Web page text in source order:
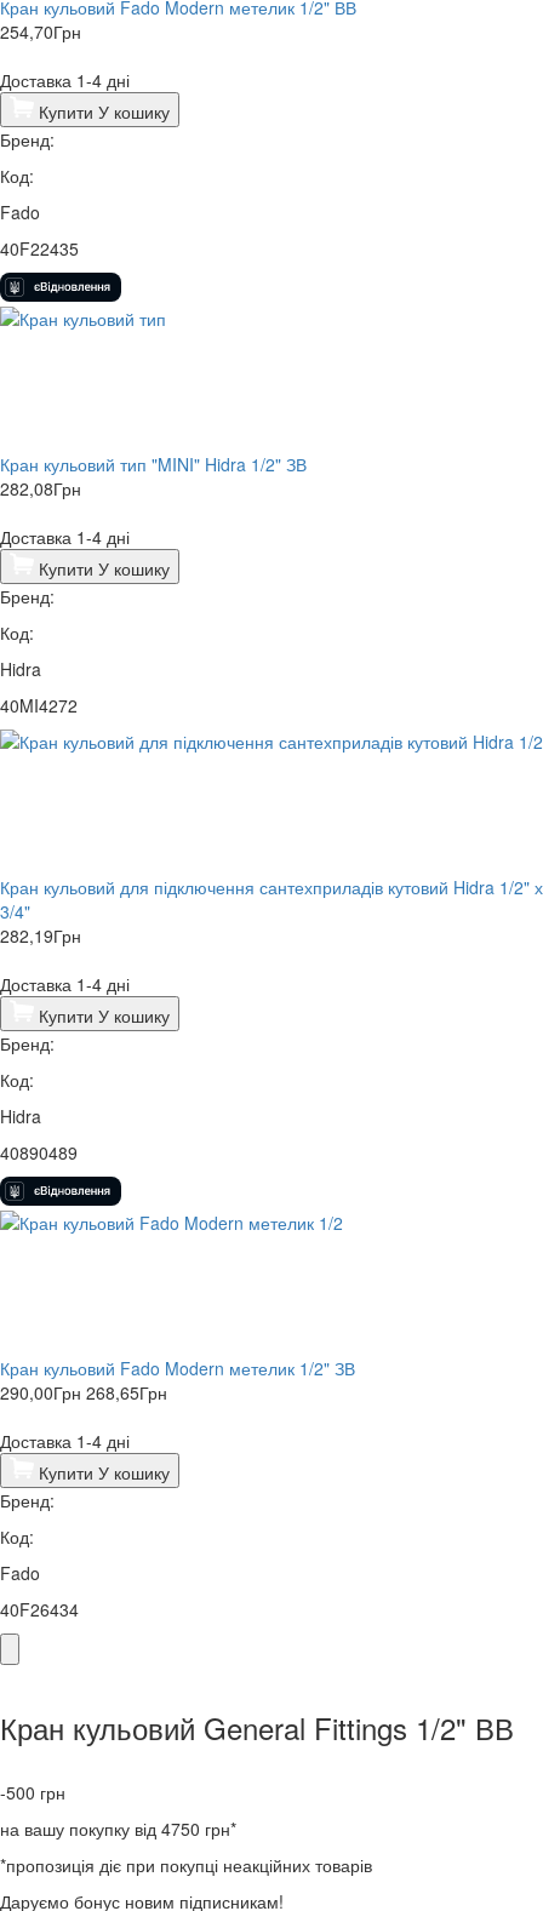
Кран кульовий Fado Modern метелик 1/2" ВВ
254,70Грн
Доставка 1-4 дні
Купити У кошику
Бренд:
Код:
Fado
40F22435
Кран кульовий тип "MINI" Hidra 1/2" ЗВ
282,08Грн
Доставка 1-4 дні
Купити У кошику
Бренд:
Код:
Hidra
40MI4272
Кран кульовий для підключення сантехприладів кутовий Hidra 1/2" х
3/4"
282,19Грн
Доставка 1-4 дні
Купити У кошику
Бренд:
Код:
Hidra
40890489
Кран кульовий Fado Modern метелик 1/2" ЗВ
290,00Грн 268,65Грн
Доставка 1-4 дні
Купити У кошику
Бренд:
Код:
Fado
40F26434
Кран кульовий General Fittings 1/2" ВВ
-500 грн
на вашу покупку від 4750 грн*
*пропозиція діє при покупці неакційних товарів
Даруємо бонус новим підписникам!